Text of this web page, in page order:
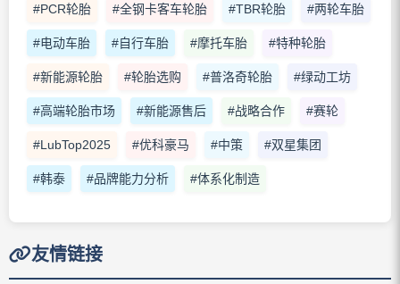
#PCR轮胎 #全钢卡客车轮胎 #TBR轮胎 #两轮车胎
#电动车胎 #自行车胎 #摩托车胎 #特种轮胎
#新能源轮胎 #轮胎选购 #普洛奇轮胎 #绿动工坊
#高端轮胎市场 #新能源售后 #战略合作 #赛轮
#LubTop2025 #优科豪马 #中策 #双星集团
#韩泰 #品牌能力分析 #体系化制造
友情链接